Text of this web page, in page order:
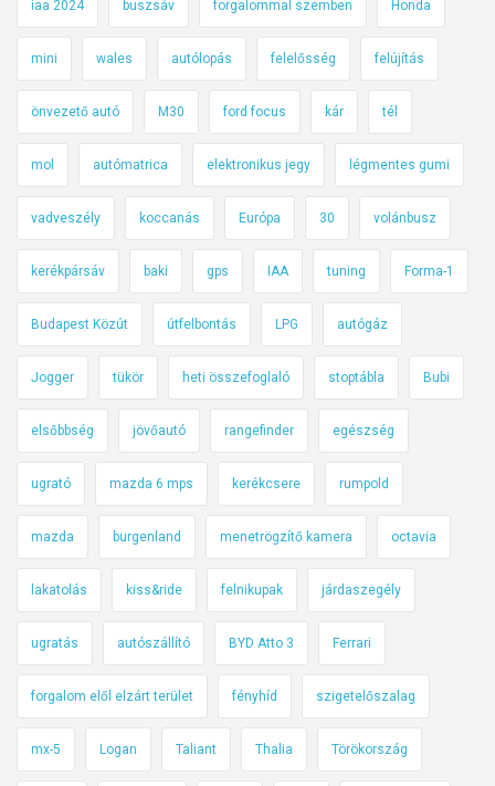
iaa 2024 buszsáv forgalommal szemben Honda
mini wales autólopás felelősség felújítás
önvezető autó M30 ford focus kár tél
mol autómatrica elektronikus jegy légmentes gumi
vadveszély koccanás Európa 30 volánbusz
kerékpársáv baki gps IAA tuning Forma-1
Budapest Közút útfelbontás LPG autógáz
Jogger tükör heti összefoglaló stoptábla Bubi
elsőbbség jövőautó rangefinder egészség
ugrató mazda 6 mps kerékcsere rumpold
mazda burgenland menetrögzítő kamera octavia
lakatolás kiss&ride felnikupak járdaszegély
ugratás autószállító BYD Atto 3 Ferrari
forgalom elől elzárt terület fényhíd szigetelőszalag
mx-5 Logan Taliant Thalia Törökország